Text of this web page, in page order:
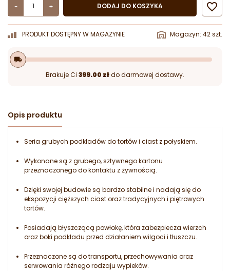
- + DODAJ DO KOSZYKA 
PRODUKT DOSTĘPNY W MAGAZYNIE Magazyn: 42 szt.
local_shipping
Brakuje Ci 399.00 złdo darmowej dostawy.
Opis produktu
Seria grubych podkładów do tortów i ciast z połyskiem.
Wykonane są z grubego, sztywnego kartonu
przeznaczonego do kontaktu z żywnością.
Dzięki swojej budowie są bardzo stabilne i nadają się do
ekspozycji cięższych ciast oraz tradycyjnych i piętrowych
tortów.
Posiadają błyszczącą powłokę, która zabezpiecza wierzch
oraz boki podkładu przed działaniem wilgoci i tłuszczu.
Przeznaczone są do transportu, przechowywania oraz
serwowania różnego rodzaju wypieków.